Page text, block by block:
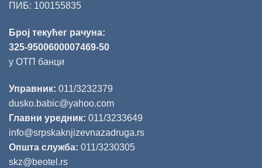
ПИБ: 100155835
Број текућег рачуна:
325-9500600007469-50
у ОТП банци
Управник: 011/3232379
dusko.babic@yahoo.com
Главни уредник: 011/3233649
info@srpskaknjizevnazadruga.rs
Општа служба: 011/3230305
skz@beotel.rs